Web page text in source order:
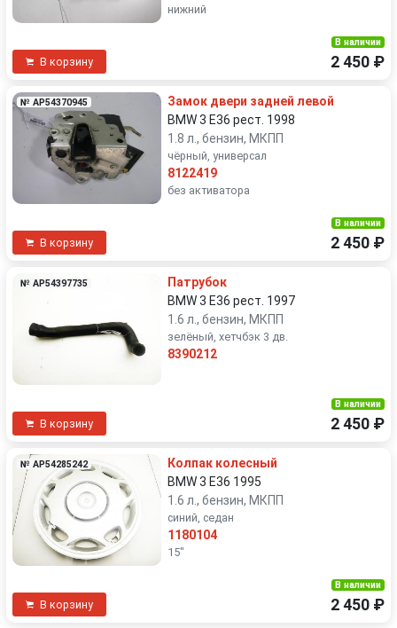
нижний
В корзину
В наличии
2 450 ₽
№ AP54370945
Замок двери задней левой
BMW 3 E36 рест. 1998
1.8 л., бензин, МКПП
чёрный, универсал
8122419
без активатора
В корзину
В наличии
2 450 ₽
№ AP54397735
Патрубок
BMW 3 E36 рест. 1997
1.6 л., бензин, МКПП
зелёный, хетчбэк 3 дв.
8390212
В корзину
В наличии
2 450 ₽
№ AP54285242
Колпак колесный
BMW 3 E36 1995
1.6 л., бензин, МКПП
синий, седан
1180104
15"
В корзину
В наличии
2 450 ₽